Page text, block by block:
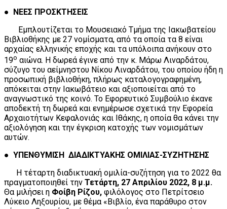
● ΝΕΕΣ ΠΡΟΣΚΤΗΣΕΙΣ
Εμπλουτίζεται το Μουσειακό Τμήμα της Ιακωβατείου
Βιβλιοθήκης με 27 νομίσματα, από τα οποία τα 8 είναι
αρχαίας ελληνικής εποχής και τα υπόλοιπα ανήκουν στο
19ο αιώνα. Η δωρεά έγινε από την κ. Μάρω Λιναρδάτου,
σύζυγο του αείμνηστου Νίκου Λιναρδάτου, του οποίου ήδη η
προσωπική βιβλιοθήκη, πλήρως καταλογογραφημένη,
απόκειται στην Ιακωβάτειο και αξιοποιείται από το
αναγνωστικό της κοινό. Το Εφορευτικό Συμβούλιο έκανε
αποδεκτή τη δωρεά και ενημέρωσε σχετικά την Εφορεία
Αρχαιοτήτων Κεφαλονιάς και Ιθάκης, η οποία θα κάνει την
αξιολόγηση και την έγκριση κατοχής των νομισμάτων
αυτών.
● ΥΠΕΝΘΥΜΙΣΗ ΔΙΑΔΙΚΤΥΑΚΗΣ ΟΜΙΛΙΑΣ-ΣΥΖΗΤΗΣΗΣ
Η τέταρτη διαδικτυακή ομιλία-συζήτηση για το 2022 θα
πραγματοποιηθεί την Τετάρτη, 27 Απριλίου 2022, 8 μ.μ.
Θα μιλήσει η Φοίβη Ρίζου, φιλόλογος στο Πετρίτσειο
Λύκειο Ληξουρίου, με θέμα «Βιβλίο, ένα παράθυρο στον